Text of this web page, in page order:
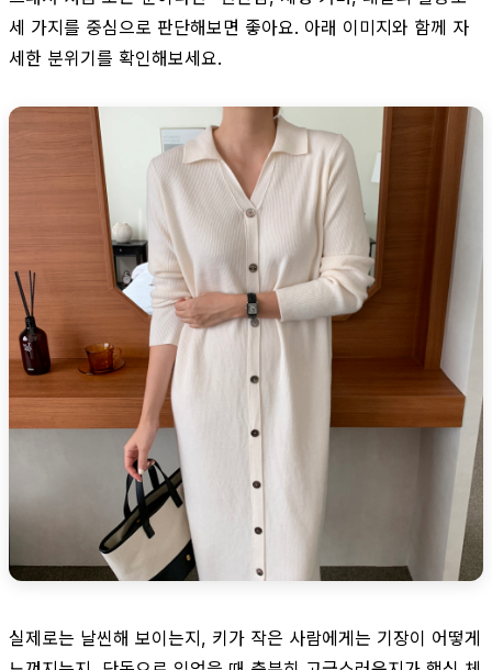
세 가지를 중심으로 판단해보면 좋아요. 아래 이미지와 함께 자
세한 분위기를 확인해보세요.
실제로는 날씬해 보이는지, 키가 작은 사람에게는 기장이 어떻게